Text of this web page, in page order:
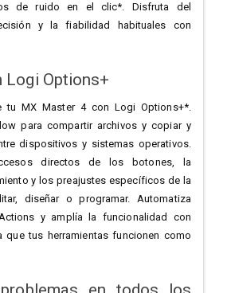
de ruido en el clic*. Disfruta del
y la fiabilidad habituales con
Logi Options+
tu MX Master 4 con Logi Options+*.
para compartir archivos y copiar y
dispositivos y sistemas operativos.
directos de los botones, la
y los preajustes específicos de la
diseñar o programar. Automatiza
y amplía la funcionalidad con
que tus herramientas funcionen como